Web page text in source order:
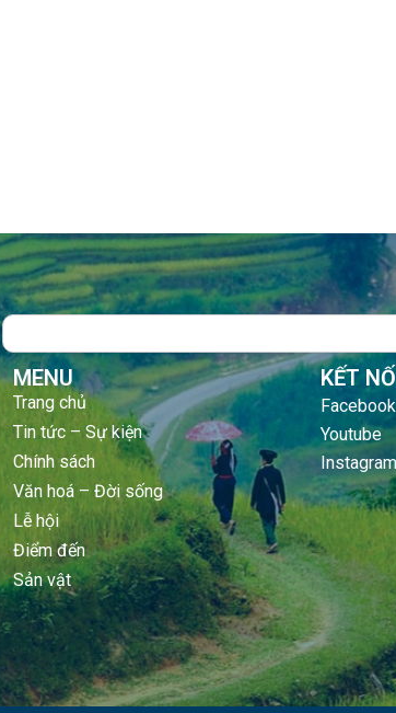
Search
MENU
Trang chủ
Tin tức – Sự kiện
Chính sách
Văn hoá – Đời sống
Lễ hội
Điểm đến
Sản vật
KẾT
Facebook
Youtube